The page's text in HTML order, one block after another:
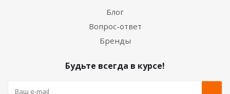
Блог
Вопрос-ответ
Бренды
Будьте всегда в курсе!